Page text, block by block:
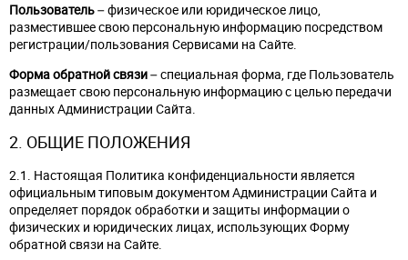
Пользователь– физическое или юридическое лицо,
разместившее свою персональную информацию посредством
регистрации/пользования Сервисами на Сайте.
Форма обратной связи– специальная форма, где Пользователь
размещает свою персональную информацию с целью передачи
данных Администрации Сайта.
2. ОБЩИЕ ПОЛОЖЕНИЯ
2.1. Настоящая Политика конфиденциальности является
официальным типовым документом Администрации Сайта и
определяет порядок обработки и защиты информации о
физических и юридических лицах, использующих Форму
обратной связи на Сайте.